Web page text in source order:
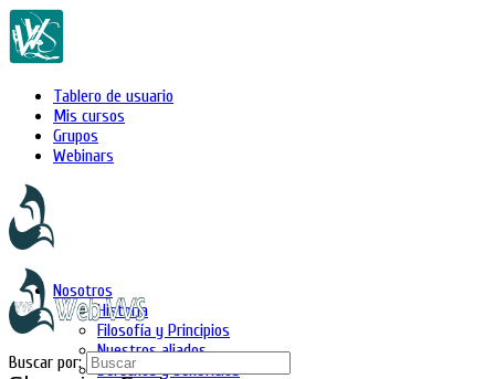
Tablero de usuario
Mis cursos
Grupos
Webinars
Nosotros
Historia
Filosofía y Principios
Nuestros aliados
Derechos y beneficios
Buscar por: